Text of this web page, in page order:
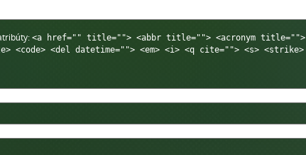
<a href="" title=""> <abbr title=""> <acronym title="">
<code> <del datetime=""> <em> <i> <q cite=""> <s> <strike>